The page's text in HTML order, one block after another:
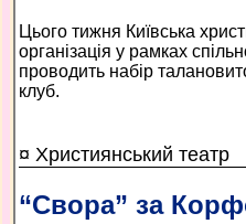
Цього тижня Київська
організація у рамках
проводить набір
клуб.
¤ Християнський театр
“Свора” за